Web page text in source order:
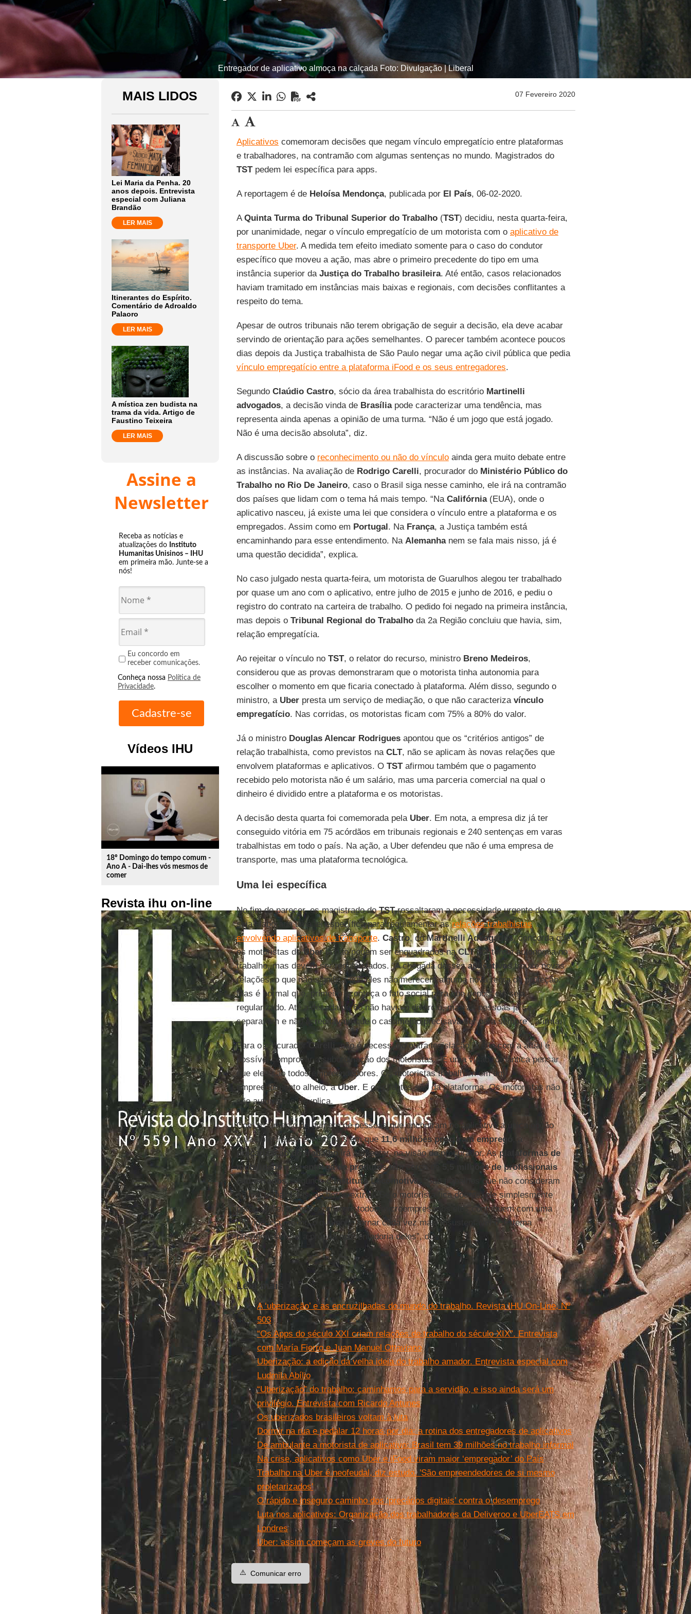
Entregador de aplicativo almoça na calçada Foto: Divulgação | Liberal
MAIS LIDOS
Lei Maria da Penha. 20
anos depois. Entrevista
especial com Juliana
Brandão
LER MAIS
Itinerantes do Espírito.
Comentário de Adroaldo
Palaoro
LER MAIS
A mística zen budista na
trama da vida. Artigo de
Faustino Teixeira
LER MAIS
Assine a
Newsletter
Receba as notícias e
atualizações do Instituto
Humanitas Unisinos – IHU
em primeira mão. Junte-se a
nós!
Eu concordo em
receber comunicações.
Conheça nossa Política de
Privacidade.
Vídeos IHU
play_circle_outline
18º Domingo do tempo comum -
Ano A - Dai-lhes vós mesmos de
comer
Revista ihu on-line
07 Fevereiro 2020
Aplicativos comemoram decisões que negam vínculo empregatício entre plataformas
e trabalhadores, na contramão com algumas sentenças no mundo. Magistrados do
TSTpedem lei específica para apps.
A reportagem é de Heloísa Mendonça, publicada por El País, 06-02-2020.
AQuinta Turma do Tribunal Superior do Trabalho(TST) decidiu, nesta quarta-feira,
por unanimidade, negar o vínculo empregatício de um motorista com o aplicativo de
transporte Uber. A medida tem efeito imediato somente para o caso do condutor
específico que moveu a ação, mas abre o primeiro precedente do tipo em uma
instância superior da Justiça do Trabalho brasileira. Até então, casos relacionados
haviam tramitado em instâncias mais baixas e regionais, com decisões conflitantes a
respeito do tema.
Apesar de outros tribunais não terem obrigação de seguir a decisão, ela deve acabar
servindo de orientação para ações semelhantes. O parecer também acontece poucos
dias depois da Justiça trabalhista de São Paulo negar uma ação civil pública que pedia
vínculo empregatício entre a plataforma iFood e os seus entregadores.
Segundo Claúdio Castro, sócio da área trabalhista do escritório Martinelli
advogados, a decisão vinda de Brasíliapode caracterizar uma tendência, mas
representa ainda apenas a opinião de uma turma. “Não é um jogo que está jogado.
Não é uma decisão absoluta”, diz.
A discussão sobre o reconhecimento ou não do vínculoainda gera muito debate entre
as instâncias. Na avaliação de Rodrigo Carelli, procurador do Ministério Público do
Trabalho no Rio De Janeiro, caso o Brasil siga nesse caminho, ele irá na contramão
dos países que lidam com o tema há mais tempo. “Na Califórnia(EUA), onde o
aplicativo nasceu, já existe uma lei que considera o vínculo entre a plataforma e os
empregados. Assim como em Portugal. Na França, a Justiça também está
encaminhando para esse entendimento. Na Alemanhanem se fala mais nisso, já é
uma questão decidida”, explica.
No caso julgado nesta quarta-feira, um motorista de Guarulhos alegou ter trabalhado
por quase um ano com o aplicativo, entre julho de 2015 e junho de 2016, e pediu o
registro do contrato na carteira de trabalho. O pedido foi negado na primeira instância,
mas depois o Tribunal Regional do Trabalhoda 2a Região concluiu que havia, sim,
relação empregatícia.
Ao rejeitar o vínculo no TST, o relator do recurso, ministro Breno Medeiros,
considerou que as provas demonstraram que o motorista tinha autonomia para
escolher o momento em que ficaria conectado à plataforma. Além disso, segundo o
ministro, a Uberpresta um serviço de mediação, o que não caracteriza vínculo
empregatício. Nas corridas, os motoristas ficam com 75% a 80% do valor.
Já o ministro Douglas Alencar Rodriguesapontou que os “critérios antigos” de
relação trabalhista, como previstos na CLT, não se aplicam às novas relações que
envolvem plataformas e aplicativos. O TSTafirmou também que o pagamento
recebido pelo motorista não é um salário, mas uma parceria comercial na qual o
dinheiro é dividido entre a plataforma e os motoristas.
A decisão desta quarta foi comemorada pela Uber. Em nota, a empresa diz já ter
conseguido vitória em 75 acórdãos em tribunais regionais e 240 sentenças em varas
trabalhistas em todo o país. Na ação, a Uber defendeu que não é uma empresa de
transporte, mas uma plataforma tecnológica.
Uma lei específica
No fim do parecer, os magistrado doTSTressaltaram a necessidade urgente de que
seja elaborada uma lei específica para regulamentar asrelações trabalhistas
envolvendo aplicativos de transporte. Castro, doMartinelli Advogados, concorda que
os motoristas doUberjá não podem ser enquadrados naCLTpor terem autonomia no
trabalho, mas devem ser regularizados. “A chegada dessesaplicativostrouxe novas
relações, o que não significa que eles não merecem alguma nova regra de proteção.
Mas é normal que, primeiro aconteça o fato social para que depois ele seja
regularizado. Até a década de 60 não havia o divórcio, mas as pessoas já se
separavam e não acreditavam que o casamento precisava ser para sempre”, afirma.
Para o procurador Carelli, não é necessário outra legislação já que com a atual é
possível comprovar a subordinação dos motoristas. “É uma visão romântica pensar
que eles são todos empreendedores. Os motoristas trabalham em um
empreendimento alheio, aUber. E os clientes são da plataforma. Os motoristas não
são autônomos”, explica.
Com o aumento do número de pessoas que encontram no aplicativo a única opção
para obter renda em um país em que11,6 milhões procuram emprego
, a
precarização do trabalho irá aumentar, na visão do procurador. Asplataformas de
mobilidade e de entrega de produtostêm cerca de
5,5 milhões de profissionais
cadastrados, segundo oInstituto Locomotiva . “São trabalhos que não consideram
as leis trabalhistas, as horas extras. Se o motorista fica doente, ele simplesmente
perde dinheiro. Ao se tornarem todos microempresários eles contribuem com uma
previdência menor, o que pode tornar cada vez mais insustentável o sistema
previdenciário, e a própria aposentadoria deles”, diz.
Leia mais
A ‘uberização’ e as encruzilhadas do mundo do trabalho. Revista IHU On-Line, Nº
503
“Os Apps do século XXI criam relações de trabalho do século XIX”. Entrevista
com María Fierro e Juan Manuel Ottaviano
Uberização: a edição da velha ideia do trabalho amador. Entrevista especial com
Ludmila Abílio
“Uberização” do trabalho: caminhamos para a servidão, e isso ainda será um
privilégio. Entrevista com Ricardo Antunes
Os uberizados brasileiros voltam à luta
Dormir na rua e pedalar 12 horas por dia: a rotina dos entregadores de aplicativos
De ambulante a motorista de aplicativo: Brasil tem 39 milhões no trabalho informal
Na crise, aplicativos como Uber e iFood viram maior ‘empregador’ do País
Trabalho na Uber é neofeudal, diz estudo. 'São empreendedores de si mesmo
proletarizados'
O rápido e inseguro caminho dos ‘precários digitais’ contra o desemprego
Luta nos aplicativos: Organização dos trabalhadores da Deliveroo e UberEATS em
Londres
Uber: assim começam as greves do futuro
⚠️ Comunicar erro